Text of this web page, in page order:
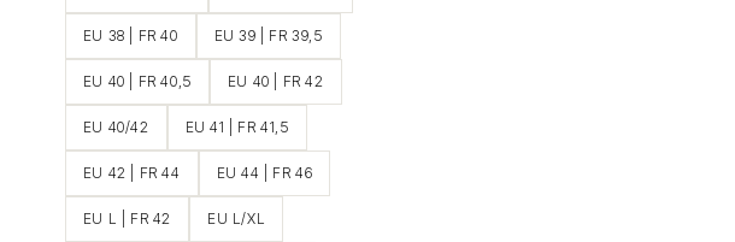
EU 38 | FR 40 EU 39 | FR 39,5
EU 40 | FR 40,5 EU 40 | FR 42
EU 40/42 EU 41 | FR 41,5
EU 42 | FR 44 EU 44 | FR 46
EU L | FR 42 EU L/XL